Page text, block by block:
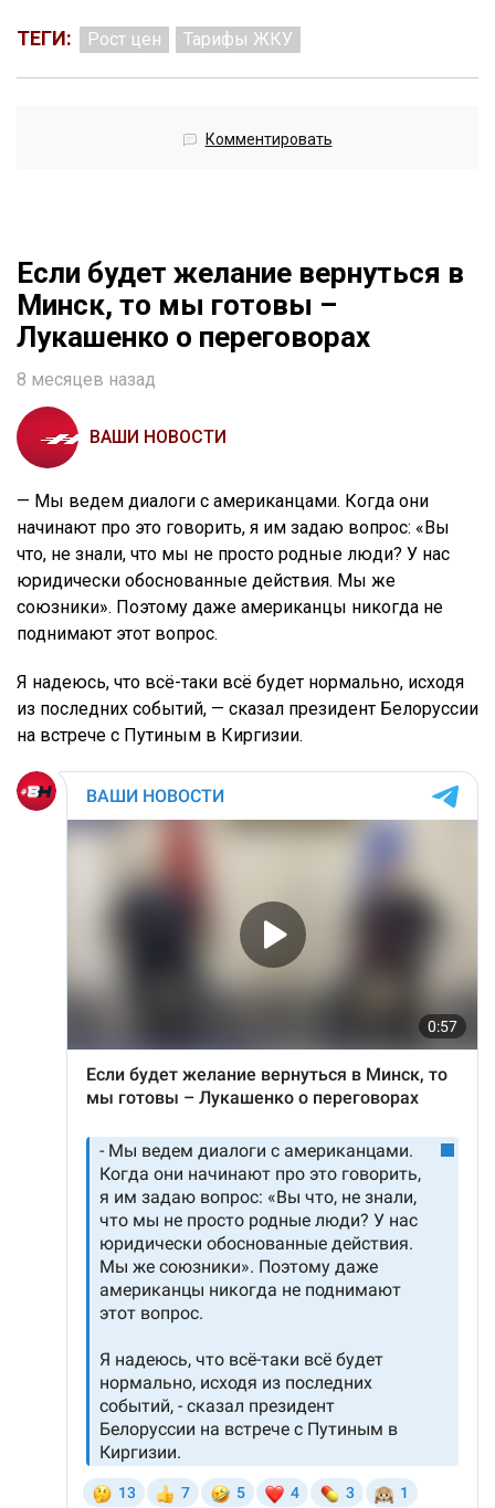
ТЕГИ: Рост цен Тарифы ЖКУ
Комментировать
Если будет желание вернуться в
Минск, то мы готовы –
Лукашенко о переговорах
8 месяцев назад
ВАШИ НОВОСТИ
— Мы ведем диалоги с американцами. Когда они
начинают про это говорить, я им задаю вопрос: «Вы
что, не знали, что мы не просто родные люди? У нас
юридически обоснованные действия. Мы же
союзники». Поэтому даже американцы никогда не
поднимают этот вопрос.
Я надеюсь, что всё-таки всё будет нормально, исходя
из последних событий, — сказал президент Белоруссии
на встрече с Путиным в Киргизии.